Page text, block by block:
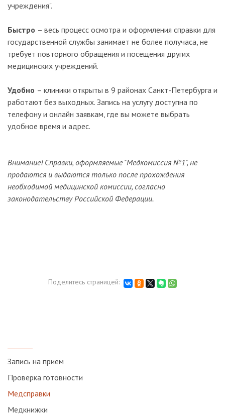
учреждения".
Быстро – весь процесс осмотра и оформления справки для
государственной службы занимает не более получаса, не
требует повторного обращения и посещения других
медицинских учреждений.
Удобно – клиники открыты в 9 районах Санкт-Петербурга и
работают без выходных. Запись на услугу доступна по
телефону и онлайн заявкам, где вы можете выбрать
удобное время и адрес.
Внимание! Справки, оформляемые "Медкомиссия №1", не
продаются и выдаются только после прохождения
необходимой медицинской комиссии, согласно
законодательству Российской Федерации.
Поделитесь страницей:
Запись на прием
Проверка готовности
Медсправки
Медкнижки